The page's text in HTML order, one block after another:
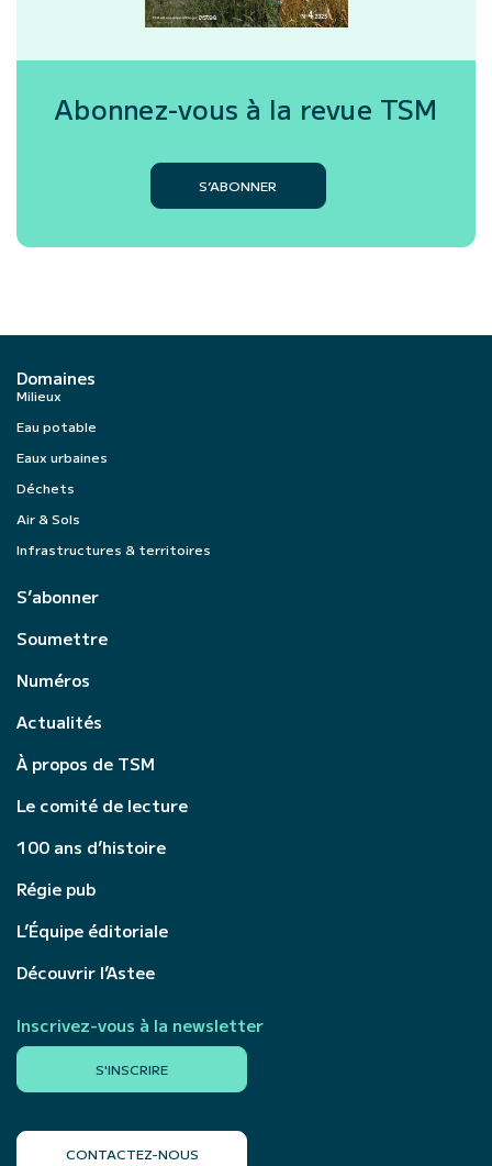
Abonnez-vous à la revue TSM
S’ABONNER
Domaines
Milieux
Eau potable
Eaux urbaines
Déchets
Air & Sols
Infrastructures & territoires
S’abonner
Soumettre
Numéros
Actualités
À propos de TSM
Le comité de lecture
100 ans d’histoire
Régie pub
L’Équipe éditoriale
Découvrir l’Astee
Inscrivez-vous à la newsletter
S'INSCRIRE
CONTACTEZ-NOUS